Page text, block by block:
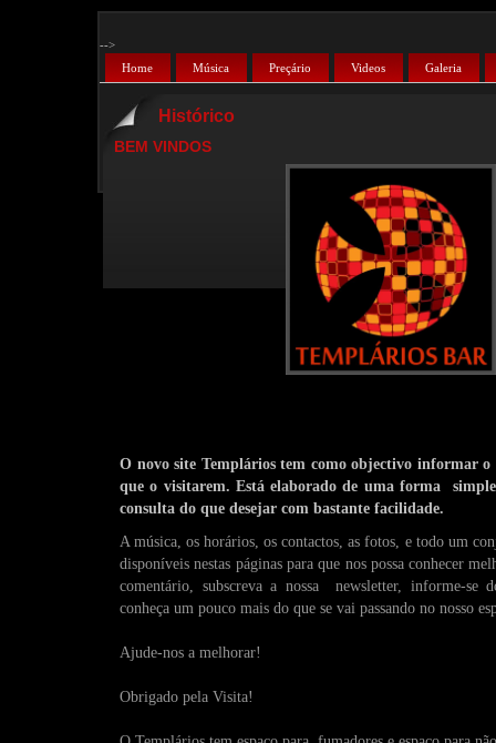
-->
Home
Música Preçário Videos Galeria
Histórico
BEM VINDOS
O novo site Templários tem como objectivo informar o
que o visitarem. Está elaborado de uma forma
consulta do que desejar com bastante facilidade.
A música, os horários, os contactos, as fotos, e todo um
disponíveis nestas páginas para que nos possa conhecer
comentário, subscreva a nossa newsletter, informe-se
conheça um pouco mais do que se vai passando no nosso
Ajude-nos a melhorar!
Obrigado pela Visita!